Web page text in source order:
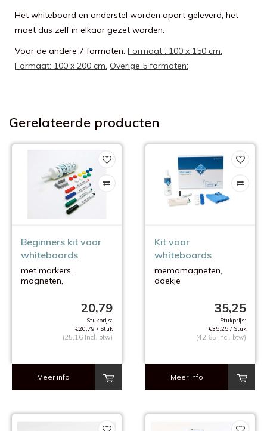
Het whiteboard en onderstel worden apart geleverd, het
moet dus zelf in elkaar gezet worden.
Voor de andere 7 formaten: Formaat : 100 x 150 cm.
Formaat: 100 x 200 cm. Overige 5 formaten:
Gerelateerde producten
Beginners kit voor
whiteboards
met markers,
magneten,
20,79
Stukprijs:
€20,79 / Stuk
(25,16 Incl. btw)
Meer info
Kit voor
whiteboards
memomagneten,
doekje
35,25
Stukprijs:
€35,25 / Stuk
(42,65 Incl. btw)
Meer info